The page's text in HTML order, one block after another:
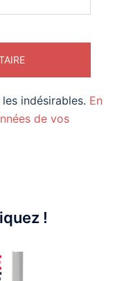
indésirables. En
de vos
!